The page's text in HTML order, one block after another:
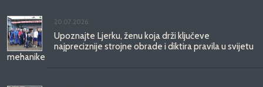
20.07.2026.
Upoznajte Ljerku, ženu koja drži ključeve
najpreciznije strojne obrade i diktira pravila u svijetu
mehanike